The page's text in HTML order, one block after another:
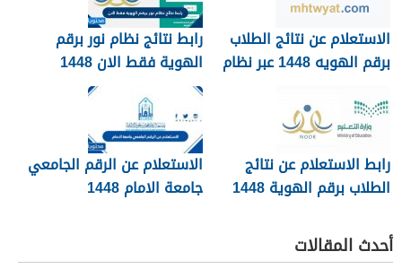
الاستعلام عن نتائج الطلاب
برقم الهويه 1448 عبر نظام
رابط نتائج نظام نور برقم
الهوية فقط الان 1448
رابط الاستعلام عن نتائج
الطلاب برقم الهوية 1448
noor.moe.gov.sa
الاستعلام عن الرقم الجامعي
جامعة الامام 1448
أحدث المقالات